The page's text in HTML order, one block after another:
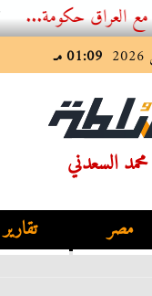
01:09 مـ
محمد السعدني
مصر تقارير